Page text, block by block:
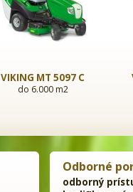
VIKING MT 5097 C
do 6.000 m2
Odborné
odborný